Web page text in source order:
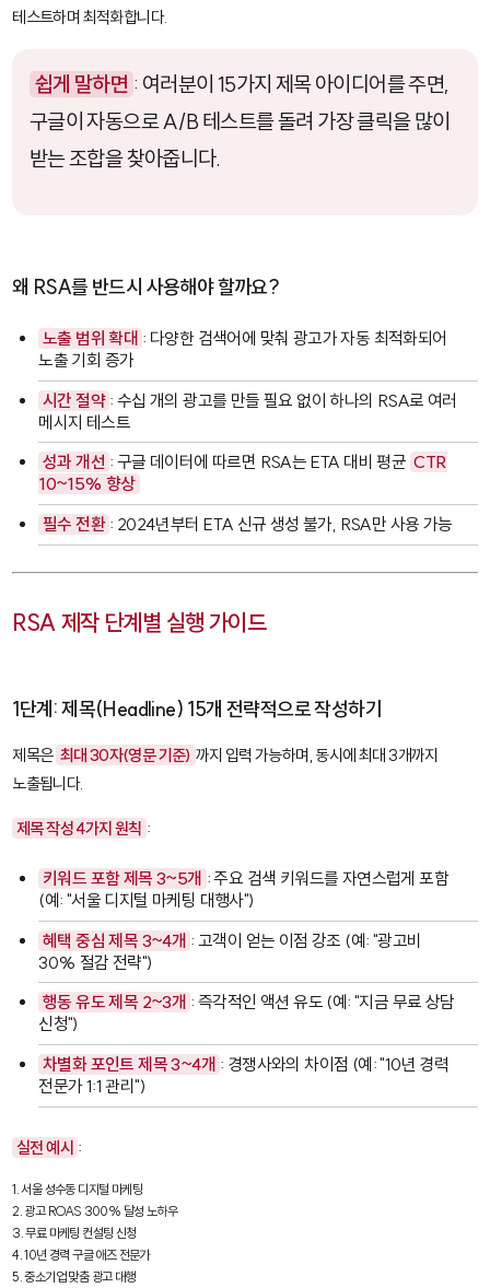
테스트하며 최적화합니다.
쉽게 말하면 : 여러분이 15가지 제목 아이디어를 주면,
구글이 자동으로 A/B 테스트를 돌려 가장 클릭을 많이
받는 조합을 찾아줍니다.
왜 RSA를 반드시 사용해야 할까요?
노출 범위 확대 : 다양한 검색어에 맞춰 광고가 자동 최적화되어
노출 기회 증가
시간 절약 : 수십 개의 광고를 만들 필요 없이 하나의 RSA로 여러
메시지 테스트
성과 개선 : 구글 데이터에 따르면 RSA는 ETA 대비 평균 CTR
10~15% 향상
필수 전환 : 2024년부터 ETA 신규 생성 불가, RSA만 사용 가능
RSA 제작 단계별 실행 가이드
1단계: 제목(Headline) 15개 전략적으로 작성하기
제목은 최대 30자(영문 기준) 까지 입력 가능하며, 동시에 최대 3개까지
노출됩니다.
제목 작성 4가지 원칙 :
키워드 포함 제목 3~5개 : 주요 검색 키워드를 자연스럽게 포함
(예: "서울 디지털 마케팅 대행사")
혜택 중심 제목 3~4개 : 고객이 얻는 이점 강조 (예: "광고비
30% 절감 전략")
행동 유도 제목 2~3개 : 즉각적인 액션 유도 (예: "지금 무료 상담
신청")
차별화 포인트 제목 3~4개 : 경쟁사와의 차이점 (예: "10년 경력
전문가 1:1 관리")
실전 예시 :
1. 서울 성수동 디지털 마케팅
2. 광고 ROAS 300% 달성 노하우
3. 무료 마케팅 컨설팅 신청
4. 10년 경력 구글 애즈 전문가
5. 중소기업 맞춤 광고 대행